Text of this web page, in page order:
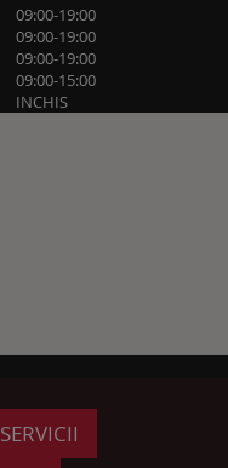
09:00-19:00
09:00-19:00
09:00-19:00
09:00-15:00
INCHIS
SERVICII